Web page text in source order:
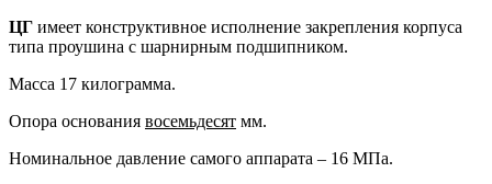
ЦГ имеет конструктивное исполнение закрепления корпуса
типа проушина с шарнирным подшипником.
Масса 17 килограмма.
Опора основания восемьдесят мм.
Номинальное давление самого аппарата – 16 МПа.